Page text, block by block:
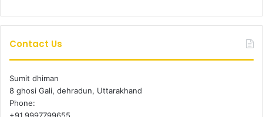
Contact Us
Sumit dhiman
8 ghosi Gali, dehradun, Uttarakhand
Phone: